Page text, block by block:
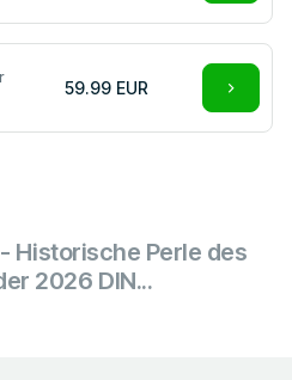
59.99 EUR
Historische Perle des
2026 DIN...